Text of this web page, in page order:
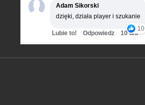
Adam Sikorski
dzięki, działa player i szukanie
10
Lubie to! Odpowiedz 10 dni